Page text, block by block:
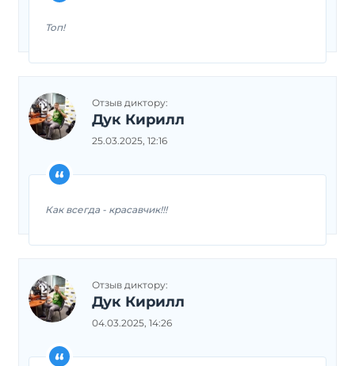
Топ!
Отзыв диктору:
Дук Кирилл
25.03.2025, 12:16
Как всегда - красавчик!!!
Отзыв диктору:
Дук Кирилл
04.03.2025, 14:26